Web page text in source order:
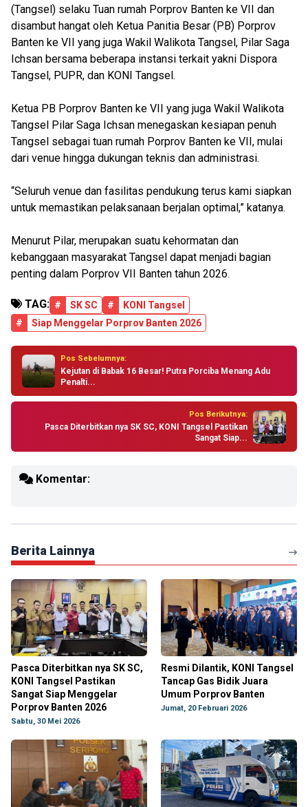
(Tangsel) selaku Tuan rumah Porprov Banten ke VII dan
disambut hangat oleh Ketua Panitia Besar (PB) Porprov
Banten ke VII yang juga Wakil Walikota Tangsel, Pilar Saga
Ichsan bersama beberapa instansi terkait yakni Dispora
Tangsel, PUPR, dan KONI Tangsel.
Ketua PB Porprov Banten ke VII yang juga Wakil Walikota
Tangsel Pilar Saga Ichsan menegaskan kesiapan penuh
Tangsel sebagai tuan rumah Porprov Banten ke VII, mulai
dari venue hingga dukungan teknis dan administrasi.
“Seluruh venue dan fasilitas pendukung terus kami siapkan
untuk memastikan pelaksanaan berjalan optimal,” katanya.
Menurut Pilar, merupakan suatu kehormatan dan
kebanggaan masyarakat Tangsel dapat menjadi bagian
penting dalam Porprov VII Banten tahun 2026.
TAG: # SK SC #
KONI Tangsel
#
Siap Menggelar Porprov Banten 2026
Pos Sebelumnya:
Kejutan di Babak 16 Besar! Putra Porciba Menang Adu
Penalti...
Pos Berikutnya:
Pasca Diterbitkan nya SK SC, KONI Tangsel Pastikan
Sangat Siap...
Komentar:
Berita Lainnya
Pasca Diterbitkan nya SK SC,
KONI Tangsel Pastikan
Sangat Siap Menggelar
Porprov Banten 2026
Sabtu, 30 Mei 2026
Resmi Dilantik, KONI Tangsel
Tancap Gas Bidik Juara
Umum Porprov Banten
Jumat, 20 Februari 2026